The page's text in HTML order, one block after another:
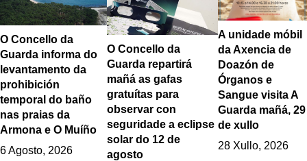
O Concello da
Guarda informa do
levantamento da
prohibición
temporal do baño
nas praias da
Armona e O Muíño
6 Agosto, 2026
O Concello da
Guarda repartirá
mañá as gafas
gratuítas para
observar con
seguridade a eclipse
solar do 12 de
agosto
A unidade móbil
da Axencia de
Doazón de
Órganos e
Sangue visita A
Guarda mañá, 29
de xullo
28 Xullo, 2026